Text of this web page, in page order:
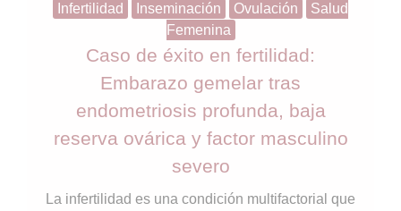
Infertilidad
Inseminación Ovulación
Salud
Femenina
Caso de éxito en fertilidad:
Embarazo gemelar tras
endometriosis profunda, baja
reserva ovárica y factor masculino
severo
La infertilidad es una condición multifactorial que